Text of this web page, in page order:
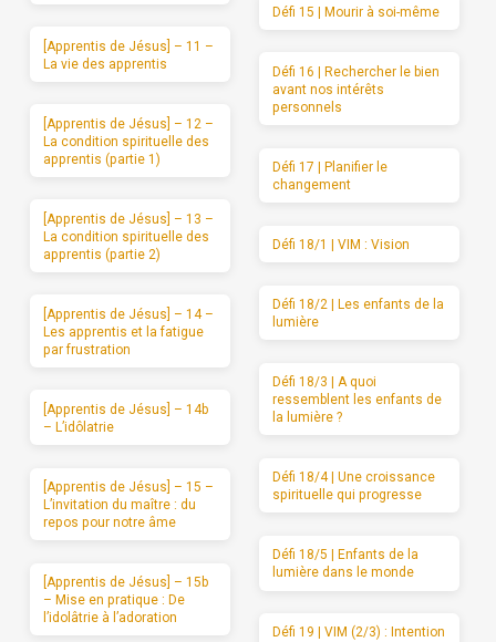
[Apprentis de Jésus] – 11 –
La vie des apprentis
[Apprentis de Jésus] – 12 –
La condition spirituelle des
apprentis (partie 1)
[Apprentis de Jésus] – 13 –
La condition spirituelle des
apprentis (partie 2)
[Apprentis de Jésus] – 14 –
Les apprentis et la fatigue
par frustration
[Apprentis de Jésus] – 14b
– L’idôlatrie
[Apprentis de Jésus] – 15 –
L’invitation du maître : du
repos pour notre âme
[Apprentis de Jésus] – 15b
– Mise en pratique : De
l’idolâtrie à l’adoration
Défi 15 | Mourir à soi-même
Défi 16 | Rechercher le bien
avant nos intérêts
personnels
Défi 17 | Planifier le
changement
Défi 18/1 | VIM : Vision
Défi 18/2 | Les enfants de la
lumière
Défi 18/3 | A quoi
ressemblent les enfants de
la lumière ?
Défi 18/4 | Une croissance
spirituelle qui progresse
Défi 18/5 | Enfants de la
lumière dans le monde
Défi 19 | VIM (2/3) : Intention